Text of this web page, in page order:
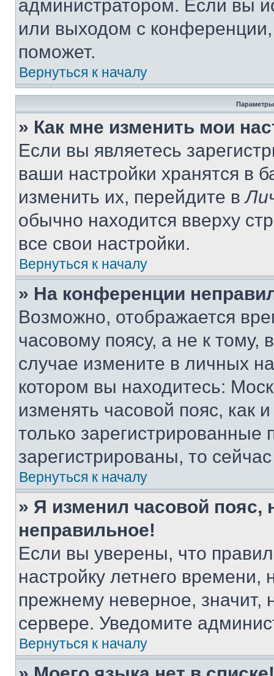
администратором. Если вы
или выходом с
поможет.
Вернуться к началу
Параметры
» Как мне изменить мои
Если вы являетесь
ваши настройки хранятся в
изменить их, перейдите в
обычно находится вверху
все свои настройки.
Вернуться к началу
» На конференции
Возможно, отображается
часовому поясу, а не к тому,
случае измените в личных
котором вы находитесь:
изменять часовой пояс, как
только
зарегистрированы, то
Вернуться к началу
» Я изменил часовой пояс,
неправильное!
Если вы уверены, что
настройку летнего
прежнему неверное, значит,
сервере. Уведомите
Вернуться к началу